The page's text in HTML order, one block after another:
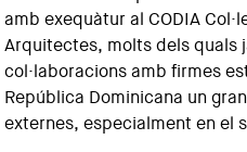
amb exequàtur al CODIA
Arquitectes, molts dels quals
col·laboracions amb firmes
República Dominicana un
externes, especialment en el